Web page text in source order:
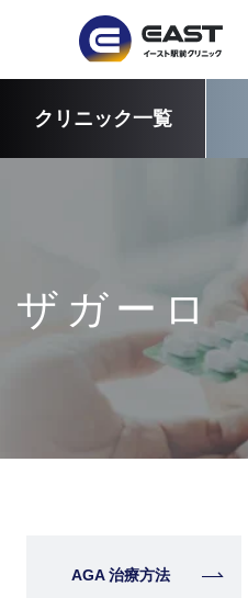
クリニック一覧
ザガーロ
AGA 治療方法